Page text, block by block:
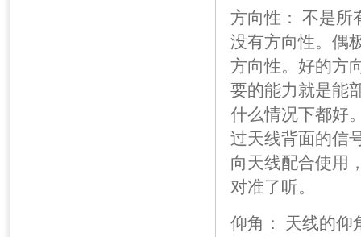
方向性： 不是所
没有方向性。偶
方向性。好的方
要的能力就是能
什么情况下都好
过天线背面的信
向天线配合使用
对准了听。
仰角： 天线的仰